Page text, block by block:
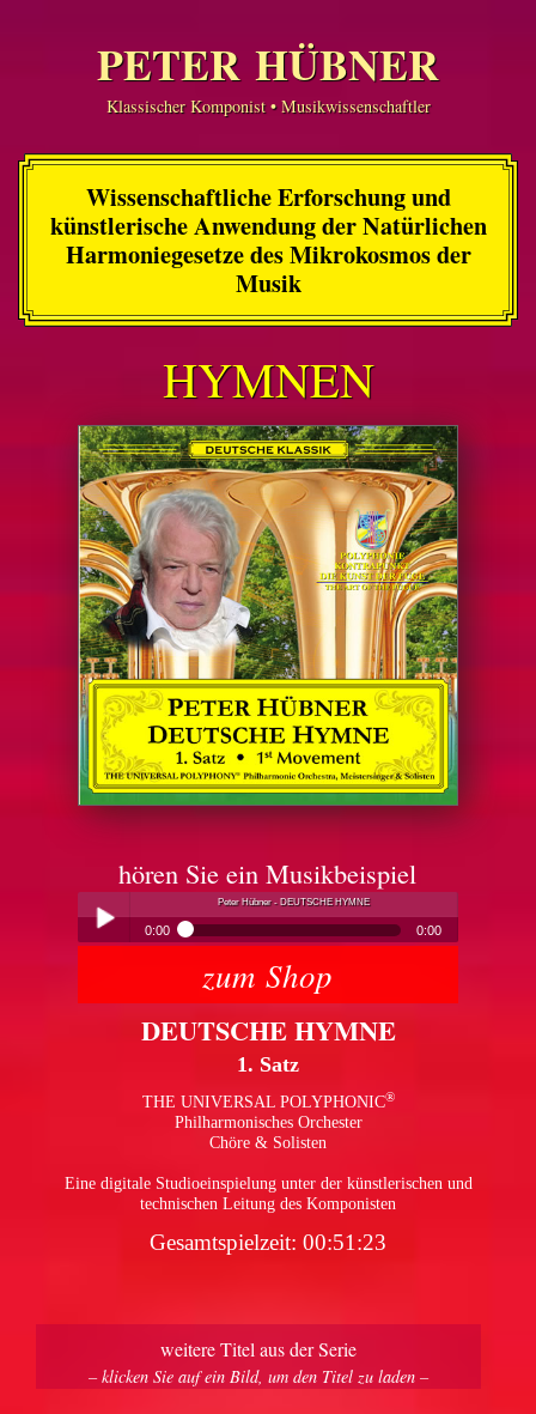
PETER HÜBNER
Klassischer Komponist • Musikwissenschaftler
Wissenschaftliche Erforschung und
künstlerische Anwendung der Natürlichen
Harmoniegesetze des Mikrokosmos der
Musik
HYMNEN
hören Sie ein Musikbeispiel
Peter Hübner - DEUTSCHE HYMNE
0:00 0:00
Peter Hübner - DEUTSCHE HYMNE
zum Shop
DEUTSCHE HYMNE
1. Satz
THE UNIVERSAL POLYPHONIC®
Philharmonisches Orchester
Chöre & Solisten
Eine digitale Studioeinspielung unter der künstlerischen und
technischen Leitung des Komponisten
Gesamtspielzeit: 00:51:23
weitere Titel aus der Serie
– klicken Sie auf ein Bild, um den Titel zu laden –